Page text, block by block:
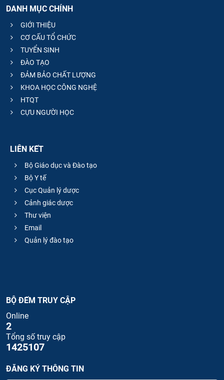
DANH MỤC CHÍNH
GIỚI THIỆU
CƠ CẤU TỔ CHỨC
TUYỂN SINH
ĐÀO TẠO
ĐẢM BẢO CHẤT LƯỢNG
KHOA HỌC CÔNG NGHỆ
HTQT
CỰU NGƯỜI HỌC
LIÊN KẾT
Bộ Giáo dục và Đào tạo
Bộ Y tế
Cục Quản lý dược
Cảnh giác dược
Thư viện
Email
Quản lý đào tạo
BỘ ĐẾM TRUY CẬP
Online
2
Tổng số truy cập
1425107
ĐĂNG KÝ THÔNG TIN